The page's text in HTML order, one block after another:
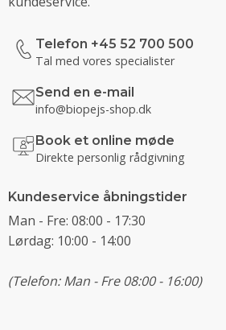
Telefon +45 52 700 500
Tal med vores specialister
Send en e-mail
info@biopejs-shop.dk
Book et online møde
Direkte personlig rådgivning
Kundeservice åbningstider
Man - Fre: 08:00 - 17:30
Lørdag: 10:00 - 14:00
(Telefon: Man - Fre 08:00 - 16:00)